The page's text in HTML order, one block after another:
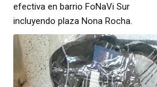
efectiva en barrio FoNaVi Sur
incluyendo plaza Nona Rocha.